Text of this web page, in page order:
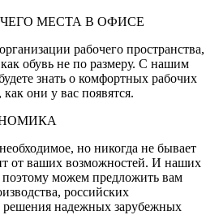
МЕСТА В ОФИСЕ
рабочего пространства,
обувь не по размеру. С нашим
знать о комфортных рабочих
они у вас появятся.
но никогда не бывает
от ваших возможностей. И наших
можем предложить вам
российских
решения надежных зарубежных